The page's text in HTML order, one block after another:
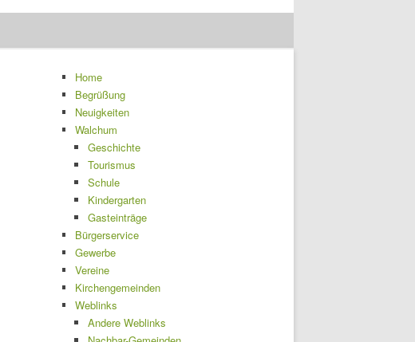
Home
Begrüßung
Neuigkeiten
Walchum
Geschichte
Tourismus
Schule
Kindergarten
Gasteinträge
Bürgerservice
Gewerbe
Vereine
Kirchengemeinden
Weblinks
Andere Weblinks